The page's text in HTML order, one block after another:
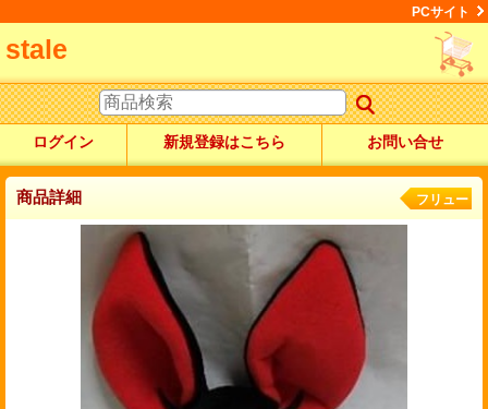
PCサイト
stale
ログイン 新規登録はこちら お問い合せ
商品詳細 フリュー